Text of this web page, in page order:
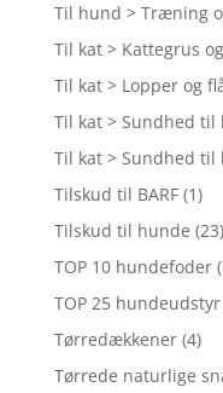
Til hund > Træning
Til kat > Kattegrus
Til kat > Lopper og
Til kat > Sundhed til
Til kat > Sundhed til
Tilskud til BARF (1)
Tilskud til hunde (23)
TOP 10 hundefoder
TOP 25
Tørredækkener (4)
Tørrede naturlige